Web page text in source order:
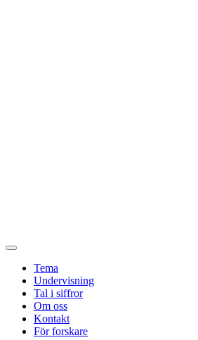
Tema
Undervisning
Tal i siffror
Om oss
Kontakt
För forskare